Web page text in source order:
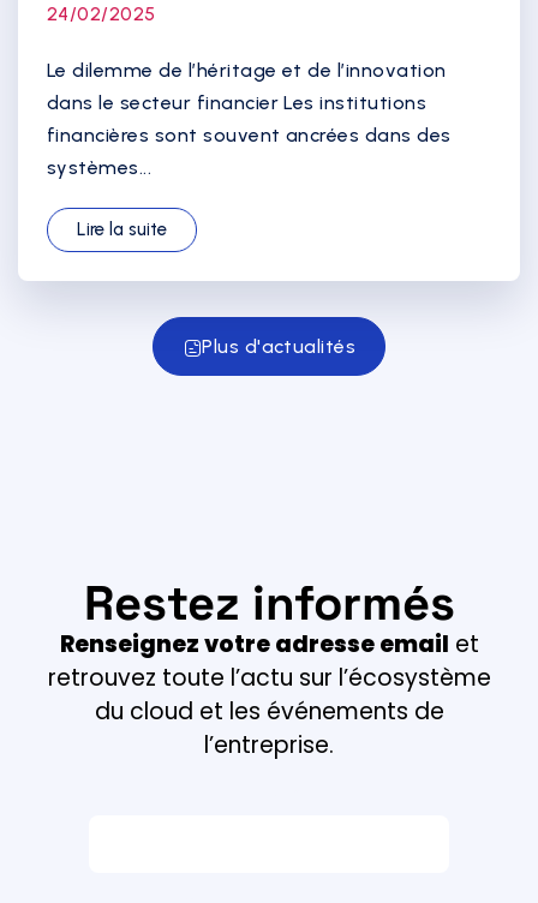
24/02/2025
Le dilemme de l’héritage et de l’innovation
dans le secteur financier Les institutions
financières sont souvent ancrées dans des
systèmes...
Lire la suite
Plus d'actualités
Restez informés
Renseignez votre adresse email et
retrouvez toute l’actu sur l’écosystème
du cloud et les événements de
l’entreprise.